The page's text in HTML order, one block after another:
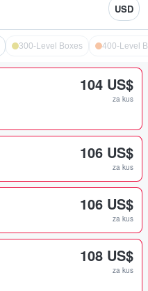
USD
300-Level Boxes 400-Level
104 US$
za kus
106 US$
za kus
106 US$
za kus
108 US$
za kus